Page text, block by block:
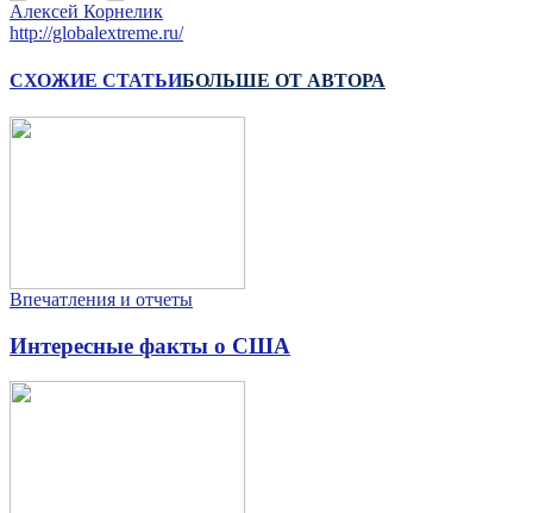
Алексей Корнелик
http://globalextreme.ru/
СХОЖИЕ СТАТЬИБОЛЬШЕ ОТ АВТОРА
Впечатления и отчеты
Интересные факты о США